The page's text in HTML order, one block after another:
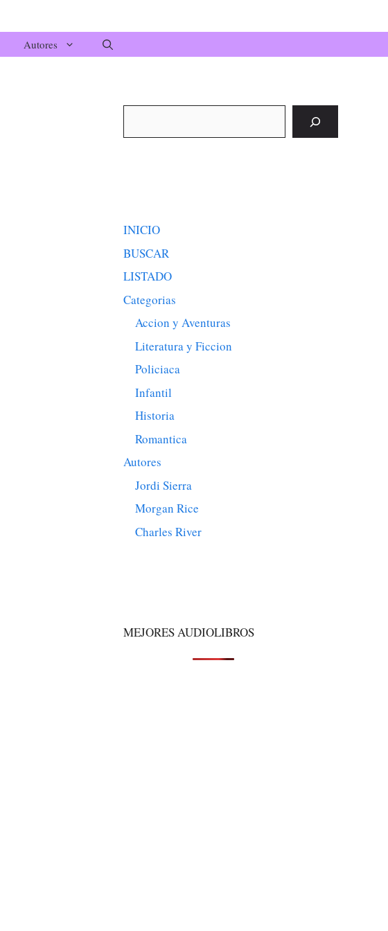
Autores
INICIO
BUSCAR
LISTADO
Categorias
Accion y Aventuras
Literatura y Ficcion
Policiaca
Infantil
Historia
Romantica
Autores
Jordi Sierra
Morgan Rice
Charles River
MEJORES AUDIOLIBROS